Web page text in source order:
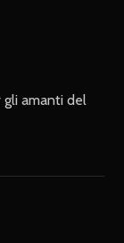
gli amanti del